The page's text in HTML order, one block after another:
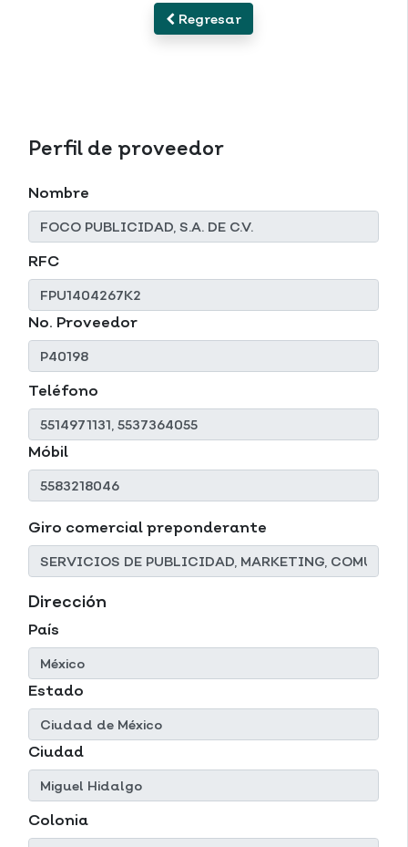
Regresar
Perfil de proveedor
Nombre
RFC
No. Proveedor
Teléfono
Móbil
Giro comercial preponderante
Dirección
País
Estado
Ciudad
Colonia